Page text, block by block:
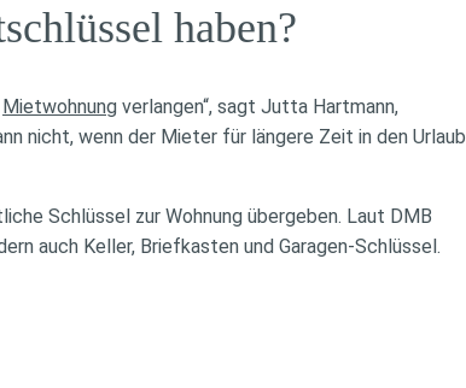
haben?
Mietwohnung verlangen“, sagt Jutta Hartmann,
nicht, wenn der Mieter für längere Zeit in den Urlaub
Schlüssel zur Wohnung übergeben. Laut DMB
auch Keller, Briefkasten und Garagen-Schlüssel.